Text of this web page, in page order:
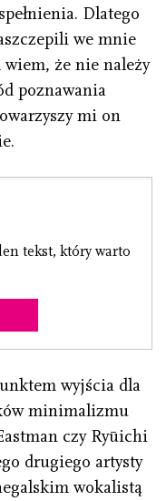
Dlatego
we mnie
że nie należy
poznawania
mi on
tekst, który warto
wyjścia dla
minimalizmu
czy Ryūichi
drugiego artysty
wokalistą